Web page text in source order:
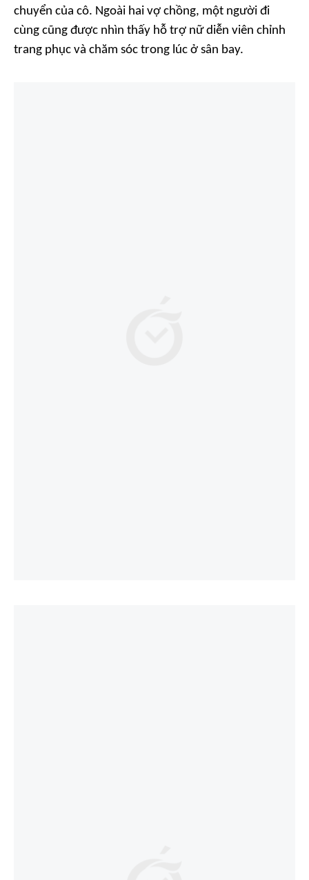
chuyển của cô. Ngoài hai vợ chồng, một người đi
cùng cũng được nhìn thấy hỗ trợ nữ diễn viên chỉnh
trang phục và chăm sóc trong lúc ở sân bay.